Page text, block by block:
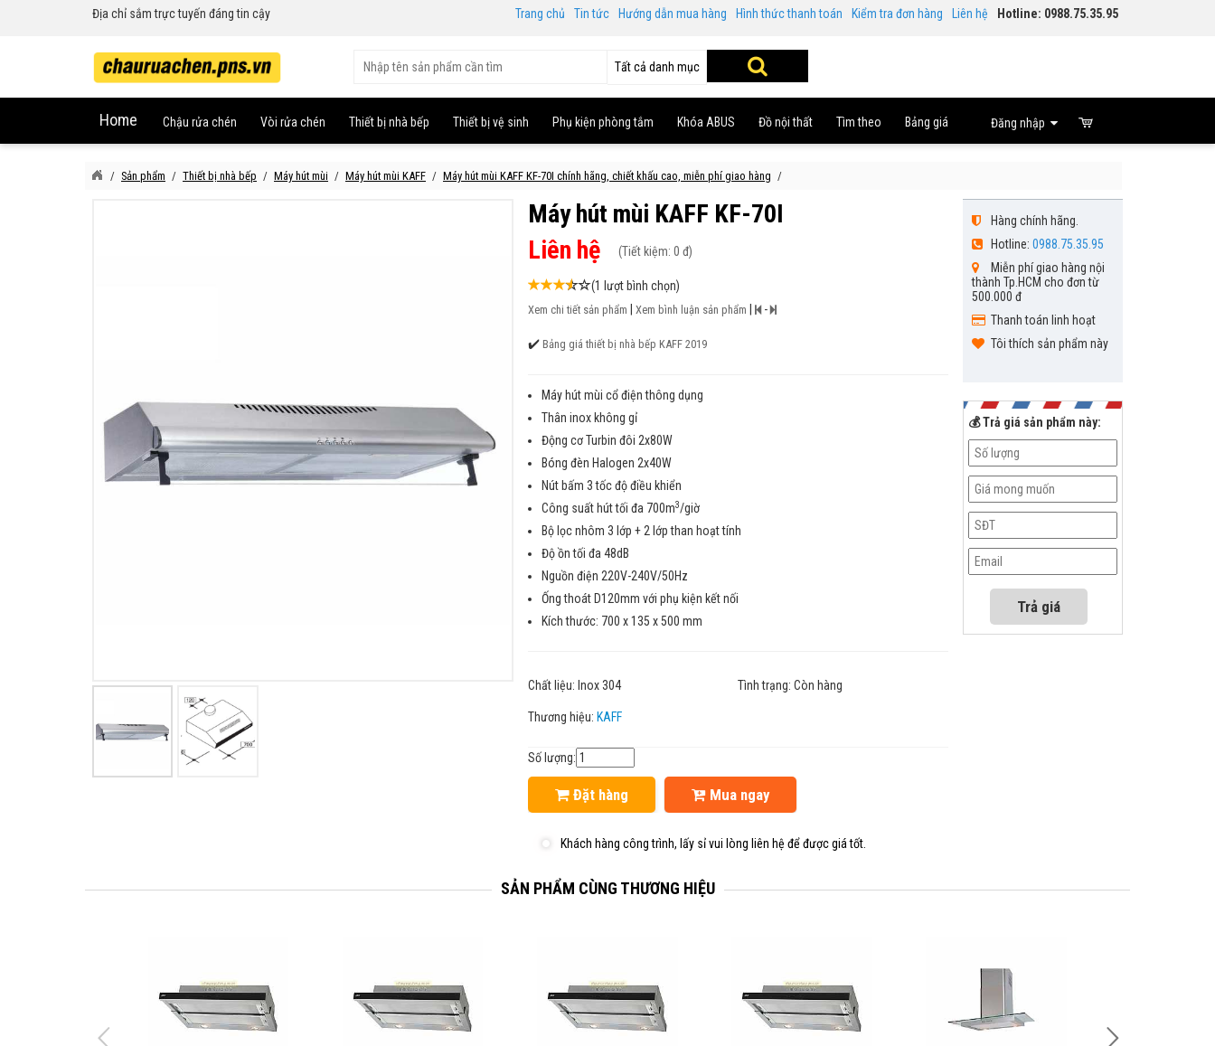
Địa chỉ sắm trực tuyến đáng tin cậy Trang chủ Tin tức Hướng dẫn mua hàng Hình thức thanh toán Kiểm tra đơn hàng Liên hệ Hotline: 0988.75.35.95
Tất cả danh mục
Home Chậu rửa chén Vòi rửa chén Thiết bị nhà bếp Thiết bị vệ sinh Phụ kiện phòng tắm Khóa ABUS Đồ nội thất Tìm theo Bảng giá Đăng nhập
Sản phẩm Thiết bị nhà bếp Máy hút mùi Máy hút mùi KAFF Máy hút mùi KAFF KF-70I chính hãng, chiết khấu cao, miễn phí giao hàng
Máy hút mùi KAFF KF-70I
Liên hệ
(Tiết kiệm: 0 đ)
(1 lượt bình chọn)
Xem chi tiết sản phẩm Xem bình luận sản phẩm -
✔️ Bảng giá thiết bị nhà bếp KAFF 2019
Máy hút mùi cổ điện thông dụng
Thân inox không gỉ
Động cơ Turbin đôi 2x80W
Bóng đèn Halogen 2x40W
Nút bấm 3 tốc độ điều khiển
Công suất hút tối đa 700m3/giờ
Bộ lọc nhôm 3 lớp + 2 lớp than hoạt tính
Độ ồn tối đa 48dB
Nguồn điện 220V-240V/50Hz
Ống thoát D120mm với phụ kiện kết nối
Kích thước: 700 x 135 x 500 mm
Chất liệu: Inox 304 Tình trạng:Còn hàng
Thương hiệu: KAFF
Số lượng:
Đặt hàng Mua ngay
Khách hàng công trình, lấy sỉ vui lòng liên hệ để được giá tốt.
Hàng chính hãng.
Hotline:0988.75.35.95
Miễn phí giao hàng nội
thành Tp.HCM cho đơn từ
500.000 đ
Thanh toán linh hoạt
Tôi thích sản phẩm này
💰 Trả giá sản phẩm này:
SẢN PHẨM CÙNG THƯƠNG HIỆU